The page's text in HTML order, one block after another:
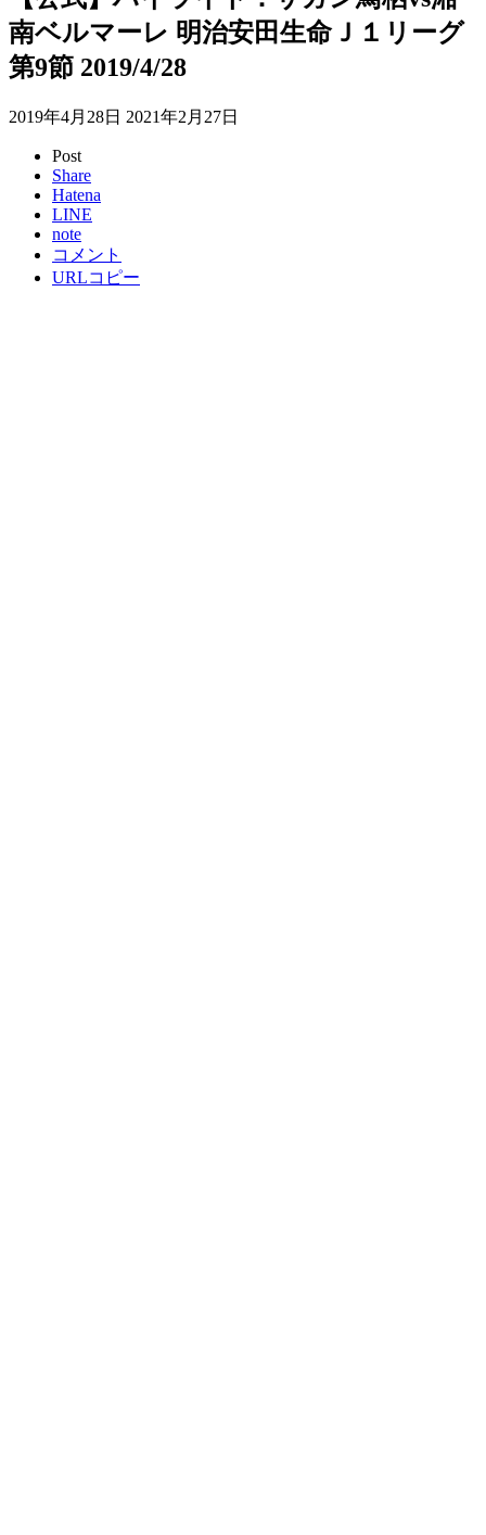
南ベルマーレ 明治安田生命Ｊ１リーグ
第9節 2019/4/28
2019年4月28日 2021年2月27日
Post
Share
Hatena
LINE
note
コメント
URLコピー